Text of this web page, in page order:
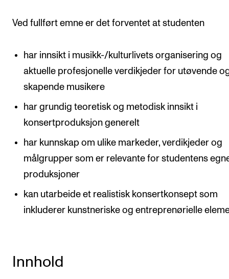
Ved fullført emne er det forventet at studenten
har innsikt i musikk-/kulturlivets organisering og
aktuelle profesjonelle verdikjeder for utøvende
skapende musikere
har grundig teoretisk og metodisk innsikt i
konsertproduksjon generelt
har kunnskap om ulike markeder, verdikjeder og
målgrupper som er relevante for studentens
produksjoner
kan utarbeide et realistisk konsertkonsept som
inkluderer kunstneriske og entreprenørielle
Innhold